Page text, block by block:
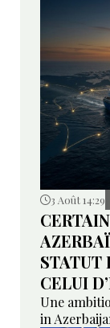
3 Août 14:29
STATUT
CELUI
Une
in